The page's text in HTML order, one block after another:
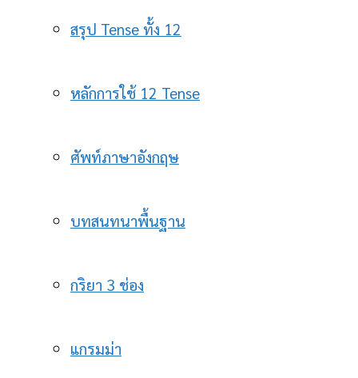
สรุป Tense ทั้ง 12
หลักการใช้ 12 Tense
ศัพท์ภาษาอังกฤษ
บทสนทนาพื้นฐาน
กริยา 3 ช่อง
แกรมม่า